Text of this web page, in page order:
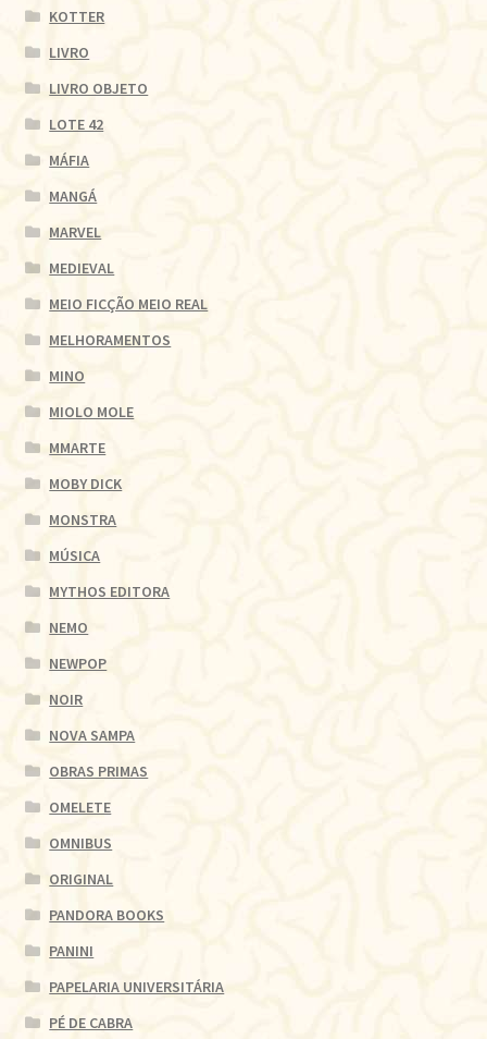
KOTTER
LIVRO
LIVRO OBJETO
LOTE 42
MÁFIA
MANGÁ
MARVEL
MEDIEVAL
MEIO FICÇÃO MEIO REAL
MELHORAMENTOS
MINO
MIOLO MOLE
MMARTE
MOBY DICK
MONSTRA
MÚSICA
MYTHOS EDITORA
NEMO
NEWPOP
NOIR
NOVA SAMPA
OBRAS PRIMAS
OMELETE
OMNIBUS
ORIGINAL
PANDORA BOOKS
PANINI
PAPELARIA UNIVERSITÁRIA
PÉ DE CABRA